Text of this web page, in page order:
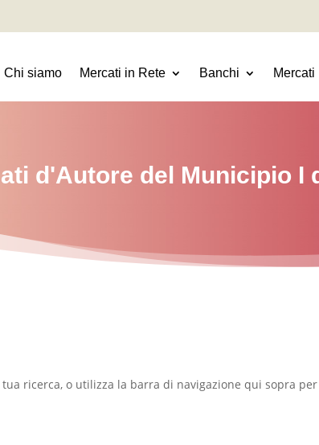
Chi siamo Mercati in Rete Banchi Mercati
d'Autore del Municipio I
ricerca, o utilizza la barra di navigazione qui sopra